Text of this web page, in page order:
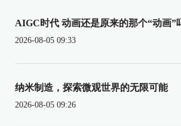
AIGC时代 动画还是原来的那个“动画”
2026-08-05 09:33
纳米制造，探索微观世界的无限可能
2026-08-05 09:26